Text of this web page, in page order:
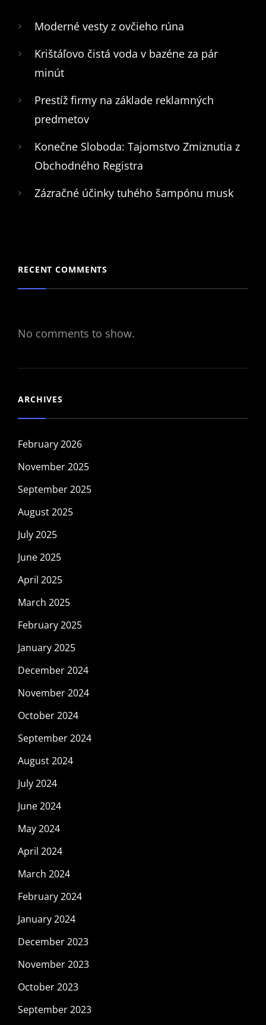
Moderné vesty z ovčieho rúna
Krištáľovo čistá voda v bazéne za pár
minút
Prestíž firmy na základe reklamných
predmetov
Konečne Sloboda: Tajomstvo Zmiznutia z
Obchodného Registra
Zázračné účinky tuhého šampónu musk
RECENT COMMENTS
No comments to show.
ARCHIVES
February 2026
November 2025
September 2025
August 2025
July 2025
June 2025
April 2025
March 2025
February 2025
January 2025
December 2024
November 2024
October 2024
September 2024
August 2024
July 2024
June 2024
May 2024
April 2024
March 2024
February 2024
January 2024
December 2023
November 2023
October 2023
September 2023